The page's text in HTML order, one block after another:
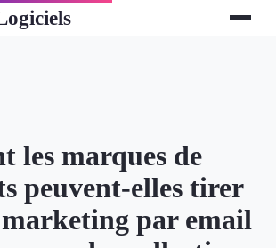
les marques de
peuvent-elles tirer
par email